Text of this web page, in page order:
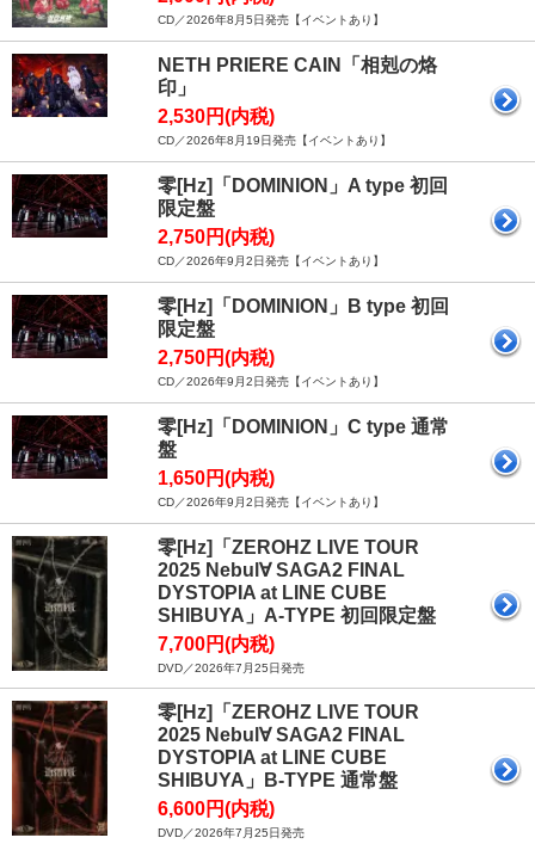
CD／2026年8月5日発売【イベントあり】
NETH PRIERE CAIN「相剋の烙
印」
2,530円(内税)
CD／2026年8月19日発売【イベントあり】
零[Hz]「DOMINION」A type 初回
限定盤
2,750円(内税)
CD／2026年9月2日発売【イベントあり】
零[Hz]「DOMINION」B type 初回
限定盤
2,750円(内税)
CD／2026年9月2日発売【イベントあり】
零[Hz]「DOMINION」C type 通常
盤
1,650円(内税)
CD／2026年9月2日発売【イベントあり】
零[Hz]「ZEROHZ LIVE TOUR
2025 Nebul∀ SAGA2 FINAL
DYSTOPIA at LINE CUBE
SHIBUYA」A-TYPE 初回限定盤
7,700円(内税)
DVD／2026年7月25日発売
零[Hz]「ZEROHZ LIVE TOUR
2025 Nebul∀ SAGA2 FINAL
DYSTOPIA at LINE CUBE
SHIBUYA」B-TYPE 通常盤
6,600円(内税)
DVD／2026年7月25日発売